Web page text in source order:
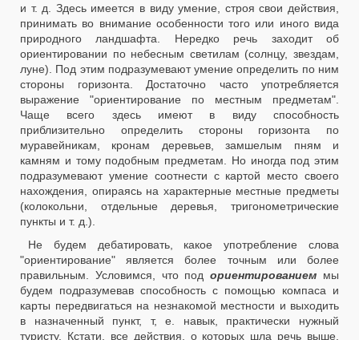
и т. д. Здесь имеется в виду умение, строя свои действия,
принимать во внимание особенности того или иного вида
природного ландшафта. Нередко речь заходит об
ориентировании по небесным светилам (солнцу, звездам,
луне). Под этим подразумевают умение определить по ним
стороны горизонта. Достаточно часто употребляется
выражение "ориентирование по местным предметам".
Чаще всего здесь имеют в виду способность
приблизительно определить стороны горизонта по
муравейникам, кронам деревьев, замшелым пням и
камням и тому подобным предметам. Но иногда под этим
подразумевают умение соотнести с картой место своего
нахождения, опираясь на характерные местные предметы
(колокольни, отдельные деревья, тригонометрические
пункты и т. д.).
Не будем дебатировать, какое употребление слова
"ориентирование" является более точным или более
правильным. Условимся, что подориентированием мы
будем подразумевав способность с помощью компаса и
карты передвигаться на незнакомой местности и выходить
в назначенный пункт, т, е. навык, практически нужный
туристу. Кстати, все действия, о которых шла речь выше,